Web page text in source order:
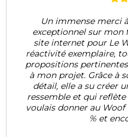
à Jessica pour son travail
flyer, logo et bien sûr mon
Woof Parc ! Elle a été d'une
toujours à l'écoute et force
qui ont vraiment donné
son expertise et son sens du
une identité visuelle qui me
parfaitement l'esprit que
Parc. Je recommande à